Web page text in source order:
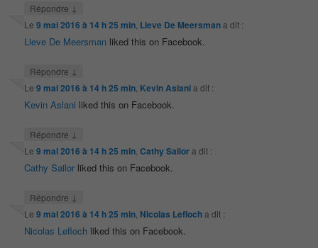
Répondre ↓
Le9 mai 2016 à 14 h 25 min Lieve De Meersmana dit :
Lieve De Meersman liked this on Facebook.
Répondre ↓
Le9 mai 2016 à 14 h 25 min Kevin Aslania dit :
Kevin Aslani liked this on Facebook.
Répondre ↓
Le9 mai 2016 à 14 h 25 min ,Cathy Sailora dit :
Cathy Sailor liked this on Facebook.
Répondre ↓
Le9 mai 2016 à 14 h 25 min Nicolas Leflocha dit :
Nicolas Lefloch liked this on Facebook.